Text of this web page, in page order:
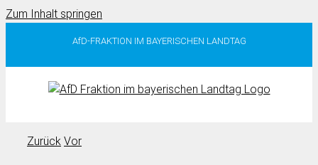
Zum Inhalt springen
AfD-FRAKTION IM BAYERISCHEN LANDTAG
Zurück Vor